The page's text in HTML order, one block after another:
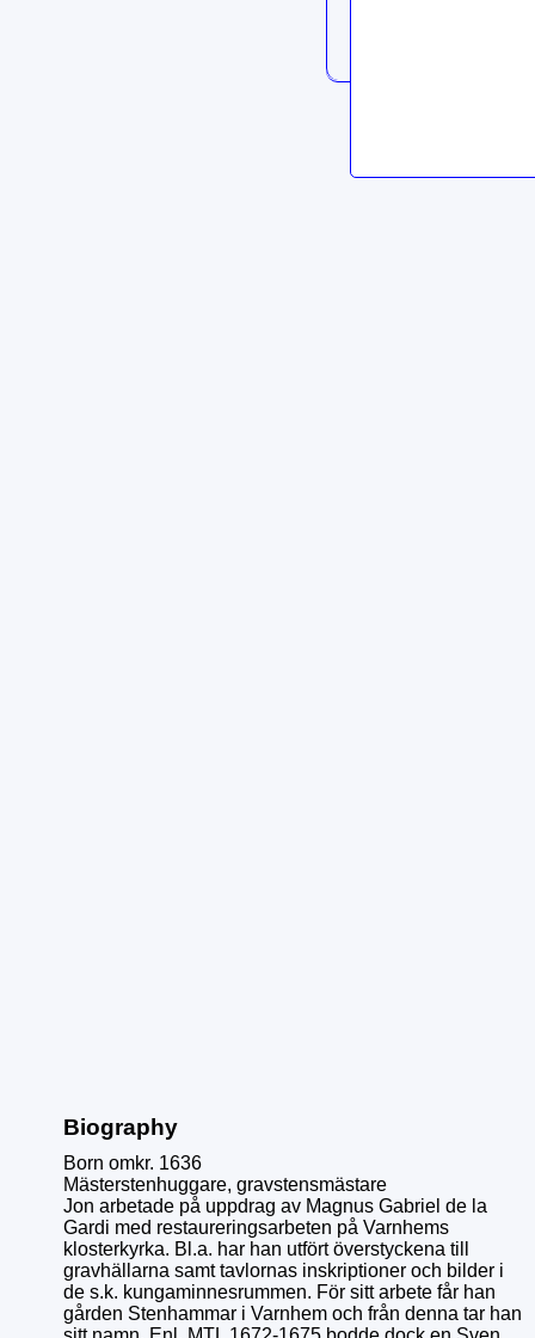
Biography
Born omkr. 1636
Mästerstenhuggare, gravstensmästare
Jon arbetade på uppdrag av Magnus Gabriel de la
Gardi med restaureringsarbeten på Varnhems
klosterkyrka. Bl.a. har han utfört överstyckena till
gravhällarna samt tavlornas inskriptioner och bilder i
de s.k. kungaminnesrummen. För sitt arbete får han
gården Stenhammar i Varnhem och från denna tar han